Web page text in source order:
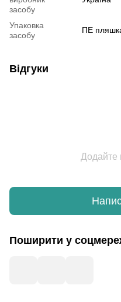
засобу
Упаковка
засобу
ПЕ
Відгуки
Додайте
Поширити у